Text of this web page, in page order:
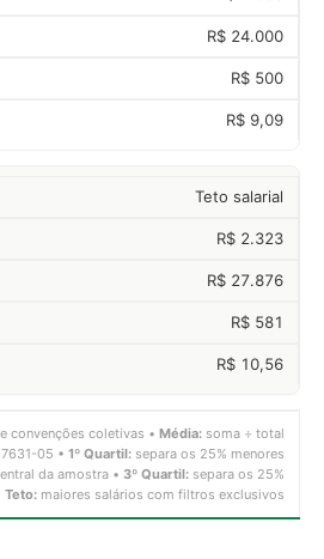
R$ 24.000
R$ 500
R$ 9,09
Teto salarial
R$ 2.323
R$ 27.876
R$ 581
R$ 10,56
convenções coletivas • Média: soma ÷ total
05 • 1º Quartil: separa os 25% menores
da amostra • 3º Quartil: separa os 25%
Teto: maiores salários com filtros exclusivos